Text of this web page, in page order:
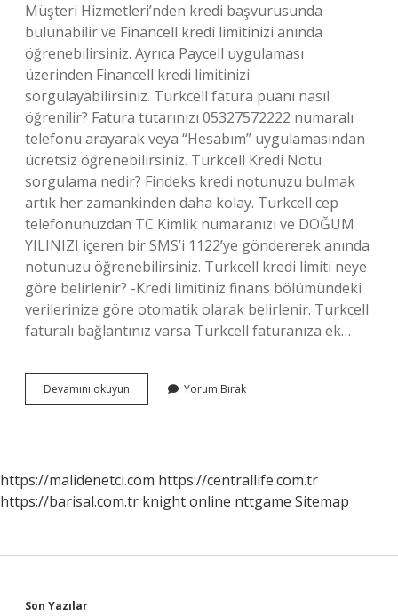
Müşteri Hizmetleri’nden kredi başvurusunda
bulunabilir ve Financell kredi limitinizi anında
öğrenebilirsiniz. Ayrıca Paycell uygulaması
üzerinden Financell kredi limitinizi
sorgulayabilirsiniz. Turkcell fatura puanı nasıl
öğrenilir? Fatura tutarınızı 05327572222 numaralı
telefonu arayarak veya “Hesabım” uygulamasından
ücretsiz öğrenebilirsiniz. Turkcell Kredi Notu
sorgulama nedir? Findeks kredi notunuzu bulmak
artık her zamankinden daha kolay. Turkcell cep
telefonunuzdan TC Kimlik numaranızı ve DOĞUM
YILINIZI içeren bir SMS’i 1122’ye göndererek anında
notunuzu öğrenebilirsiniz. Turkcell kredi limiti neye
göre belirlenir? -Kredi limitiniz finans bölümündeki
verilerinize göre otomatik olarak belirlenir. Turkcell
faturalı bağlantınız varsa Turkcell faturanıza ek…
Devamını okuyun
Ne
Yorum Bırak
https://malidenetci.com https://centrallife.com.tr
https://barisal.com.tr knight online nttgame Sitemap
Son Yazılar